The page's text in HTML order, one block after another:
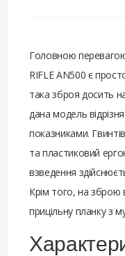
Головною
RIFLE AN500 є
така зброя досить
дана модель
показниками.
та пластиковий
взведення
Крім того, на зброю
прицільну планку з